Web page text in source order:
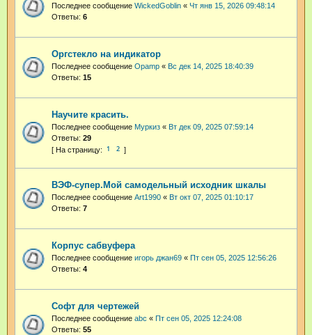
Последнее сообщение WickedGoblin « Чт янв 15, 2026 09:48:14
Ответы: 6
Оргстекло на индикатор
Последнее сообщение Opamp « Вс дек 14, 2025 18:40:39
Ответы: 15
Научите красить.
Последнее сообщение Муркиз « Вт дек 09, 2025 07:59:14
Ответы: 29
1 2
ВЭФ-супер.Мой самодельный исходник шкалы
Последнее сообщение Art1990 « Вт окт 07, 2025 01:10:17
Ответы: 7
Корпус сабвуфера
Последнее сообщение игорь джан69 « Пт сен 05, 2025 12:56:26
Ответы: 4
Софт для чертежей
Последнее сообщение abc « Пт сен 05, 2025 12:24:08
Ответы: 55